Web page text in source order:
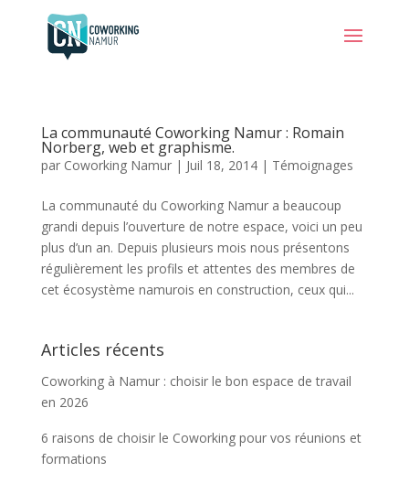
La communauté Coworking Namur : Romain
Norberg, web et graphisme.
par Coworking Namur| Juil 18, 2014| Témoignages
La communauté du Coworking Namur a beaucoup
grandi depuis l’ouverture de notre espace, voici un peu
plus d’un an. Depuis plusieurs mois nous présentons
régulièrement les profils et attentes des membres de
cet écosystème namurois en construction, ceux qui...
Articles récents
Coworking à Namur : choisir le bon espace de travail
en 2026
6 raisons de choisir le Coworking pour vos réunions et
formations